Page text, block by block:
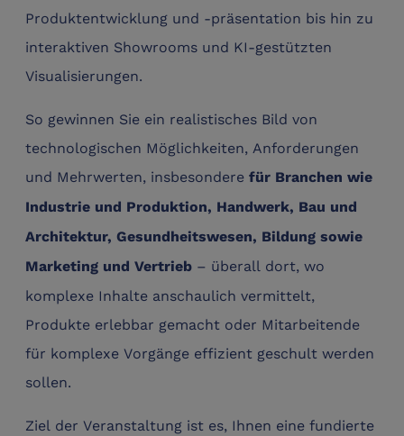
Produktentwicklung und -präsentation bis hin zu
interaktiven Showrooms und KI-gestützten
Visualisierungen.
So gewinnen Sie ein realistisches Bild von
technologischen Möglichkeiten, Anforderungen
und Mehrwerten, insbesondere für Branchen wie
Industrie und Produktion, Handwerk, Bau und
Architektur, Gesundheitswesen, Bildung sowie
Marketing und Vertrieb – überall dort, wo
komplexe Inhalte anschaulich vermittelt,
Produkte erlebbar gemacht oder Mitarbeitende
für komplexe Vorgänge effizient geschult werden
sollen.
Ziel der Veranstaltung ist es, Ihnen eine fundierte